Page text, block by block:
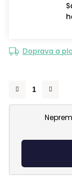
Doprava a